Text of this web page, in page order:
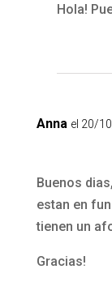
Hola!
Anna el 20/
Buenos
estan en
tienen un
Gracias!